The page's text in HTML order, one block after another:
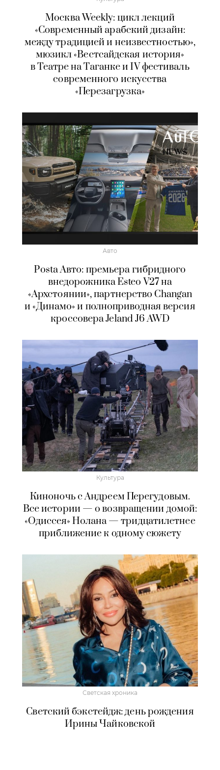
Москва Weekly: цикл лекций
«Современный арабский дизайн:
между традицией и неизвестностью»,
мюзикл «Вестсайдская история»
в Театре на Таганке и IV фестиваль
современного искусства
«Перезагрузка»
Авто
Posta Авто: премьера гибридного
внедорожника Esteo V27 на
«Архстоянии», партнерство Changan
и «Динамо» и полноприводная версия
кроссовера Jeland J6 AWD
Культура
Киноночь с Андреем Перегудовым.
Все истории — о возвращении домой:
«Одиссея» Нолана — тридцатилетнее
приближение к одному сюжету
Светская хроника
Светский бэкстейдж: день рождения
Ирины Чайковской